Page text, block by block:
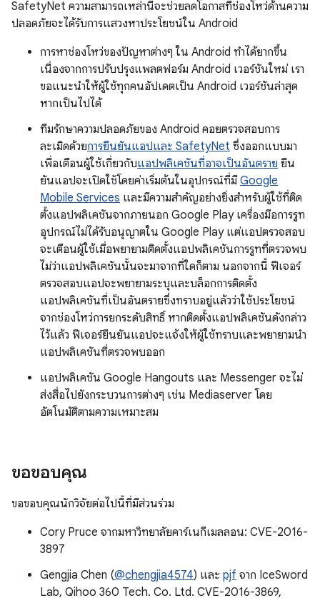
SafetyNet ความสามารถเหล่านี้จะช่วยลดโอกาสที่ช่องโหว่ด้านความ
ปลอดภัยจะได้รับการแสวงหาประโยชน์ใน Android
การหาช่องโหว่ของปัญหาต่างๆ ใน Android ทำได้ยากขึ้น
เนื่องจากการปรับปรุงแพลตฟอร์ม Android เวอร์ชันใหม่ เรา
ขอแนะนำให้ผู้ใช้ทุกคนอัปเดตเป็น Android เวอร์ชันล่าสุด
หากเป็นไปได้
ทีมรักษาความปลอดภัยของ Android คอยตรวจสอบการ
ละเมิดด้วยการยืนยันแอปและ SafetyNet ซึ่งออกแบบมา
เพื่อเตือนผู้ใช้เกี่ยวกับแอปพลิเคชันที่อาจเป็นอันตราย ยืน
ยันแอปจะเปิดใช้โดยค่าเริ่มต้นในอุปกรณ์ที่มีGoogle
Mobile Services และมีความสำคัญอย่างยิ่งสำหรับผู้ใช้ที่ติด
ตั้งแอปพลิเคชันจากภายนอก Google Play เครื่องมือการรูท
อุปกรณ์ไม่ได้รับอนุญาตใน Google Play แต่แอปตรวจสอบ
จะเตือนผู้ใช้เมื่อพยายามติดตั้งแอปพลิเคชันการรูทที่ตรวจพบ
ไม่ว่าแอปพลิเคชันนั้นจะมาจากที่ใดก็ตาม นอกจากนี้ ฟีเจอร์
ตรวจสอบแอปจะพยายามระบุและบล็อกการติดตั้ง
แอปพลิเคชันที่เป็นอันตรายซึ่งทราบอยู่แล้วว่าใช้ประโยชน์
จากช่องโหว่การยกระดับสิทธิ์ หากติดตั้งแอปพลิเคชันดังกล่าว
ไว้แล้ว ฟีเจอร์ยืนยันแอปจะแจ้งให้ผู้ใช้ทราบและพยายามนำ
แอปพลิเคชันที่ตรวจพบออก
แอปพลิเคชัน Google Hangouts และ Messenger จะไม่
ส่งสื่อไปยังกระบวนการต่างๆ เช่น Mediaserver โดย
อัตโนมัติตามความเหมาะสม
ขอขอบคุณ
ขอขอบคุณนักวิจัยต่อไปนี้ที่มีส่วนร่วม
Cory Pruce จากมหาวิทยาลัยคาร์เนกีเมลลอน: CVE-2016-
3897
Gengjia Chen (@chengjia4574) และ pjf จาก IceSword
Lab, Qihoo 360 Tech. Co. Ltd. CVE-2016-3869,